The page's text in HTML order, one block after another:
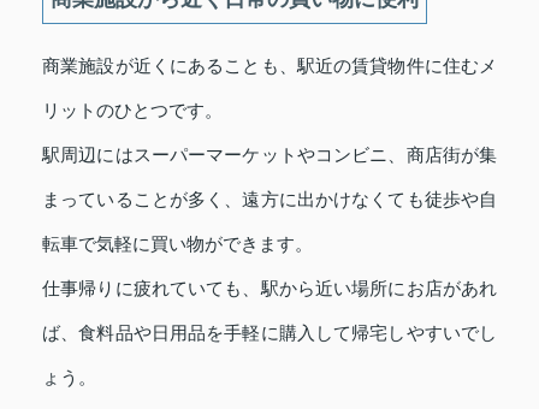
商業施設が近くにあることも、駅近の賃貸物件に住むメ
リットのひとつです。
駅周辺にはスーパーマーケットやコンビニ、商店街が集
まっていることが多く、遠方に出かけなくても徒歩や自
転車で気軽に買い物ができます。
仕事帰りに疲れていても、駅から近い場所にお店があれ
ば、食料品や日用品を手軽に購入して帰宅しやすいでし
ょう。